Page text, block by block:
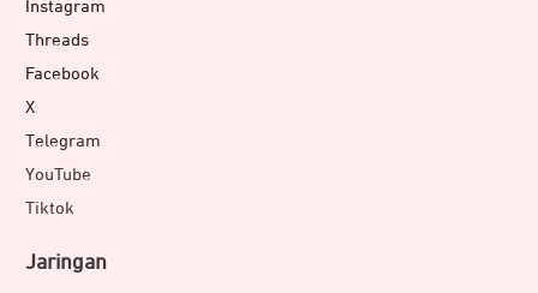
Instagram
Threads
Facebook
X
Telegram
YouTube
Tiktok
Jaringan